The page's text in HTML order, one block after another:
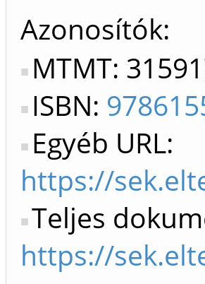
Azonosítók
MTMT:
ISBN:
Egyéb URL:
https://
Teljes
https://